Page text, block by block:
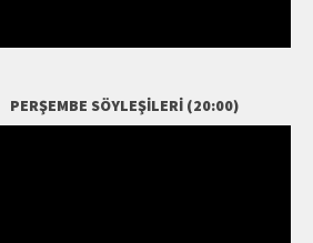
PERŞEMBE SÖYLEŞILERI (20:00)